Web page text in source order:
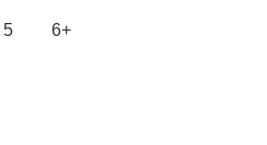
5
6+